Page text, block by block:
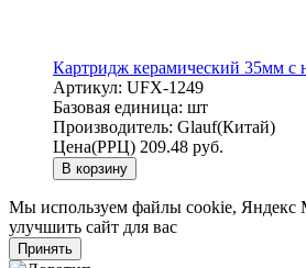
Картридж керамический 35мм с
Артикул: UFX-1249
Базовая единица: шт
Производитель: Glauf(Китай)
Цена(РРЦ) 209.48 руб.
В корзину
Мы используем файлы cookie, Яндекс
улучшить сайт для вас
Принять